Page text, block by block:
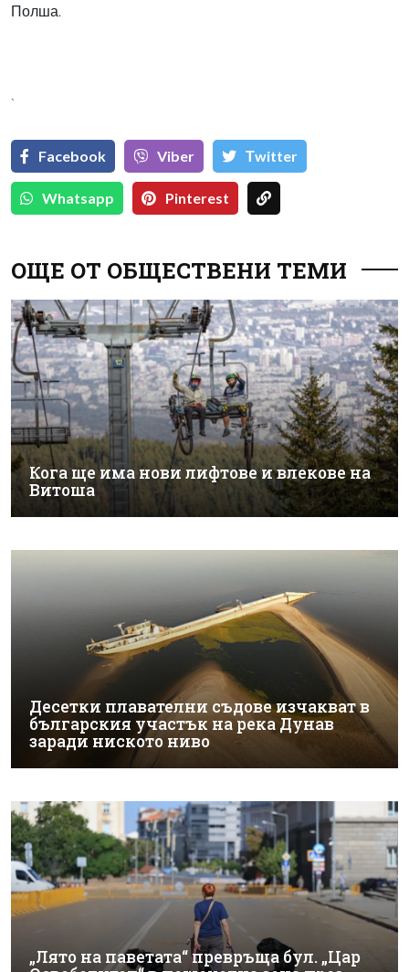
Полша.
`
Facebook Viber Тwitter
Whatsapp Pinterest
ОЩЕ ОТ ОБЩЕСТВЕНИ ТЕМИ
Кога ще има нови лифтове и влекове на
Витоша
Десетки плавателни съдове изчакват в
българския участък на река Дунав
заради ниското ниво
„Лято на паветата“ превръща бул. „Цар